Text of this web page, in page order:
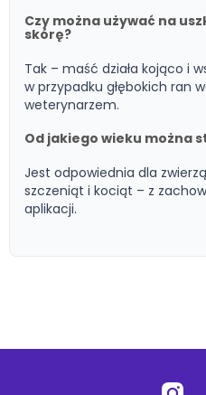
Czy można używać na
skórę?
Tak – maść działa kojąco i
w przypadku głębokich ran
weterynarzem.
Od jakiego wieku można
Jest odpowiednia dla
szczeniąt i kociąt – z
aplikacji.